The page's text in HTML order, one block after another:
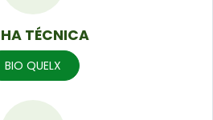
TÉCNICA
BIO QUELX